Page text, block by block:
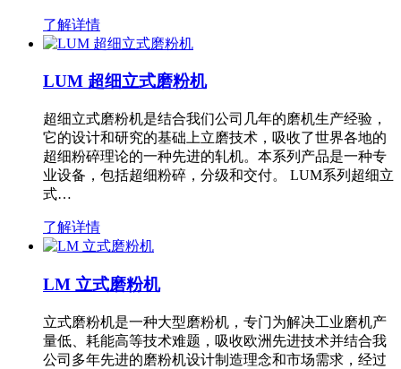
了解详情
LUM 超细立式磨粉机
超细立式磨粉机是结合我们公司几年的磨机生产经验，
它的设计和研究的基础上立磨技术，吸收了世界各地的
超细粉碎理论的一种先进的轧机。本系列产品是一种专
业设备，包括超细粉碎，分级和交付。 LUM系列超细立
式…
了解详情
LM 立式磨粉机
立式磨粉机是一种大型磨粉机，专门为解决工业磨机产
量低、耗能高等技术难题，吸收欧洲先进技术并结合我
公司多年先进的磨粉机设计制造理念和市场需求，经过